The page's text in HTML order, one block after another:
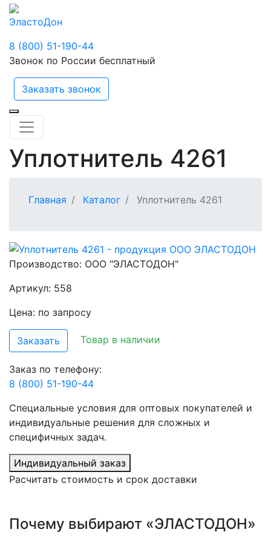
ЭластоДон
8 (800) 51-190-44
Звонок по России бесплатный
Заказать звонок
Уплотнитель 4261
Главная Каталог Уплотнитель 4261
Производство: ООО "ЭЛАСТОДОН"
Артикул: 558
Цена: по запросу
Заказать Товар в наличии
Заказ по телефону:
8 (800) 51-190-44
Специальные условия для оптовых покупателей и
индивидуальные решения для сложных и
специфичных задач.
Индивидуальный заказ
Расчитать стоимость и срок доставки
Почему выбирают «ЭЛАСТОДОН»